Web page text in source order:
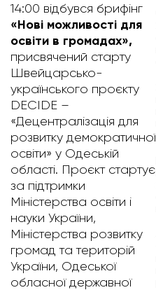
14:00 відбувся брифінг
«Нові можливості для
освіти в громадах»,
присвячений старту
Швейцарсько-
українського проєкту
DECIDE –
«Децентралізація для
розвитку демократичної
освіти» у Одеській
області. Проєкт стартує
за підтримки
Міністерства освіти і
науки України,
Міністерства розвитку
громад та територій
України, Одеської
обласної державної